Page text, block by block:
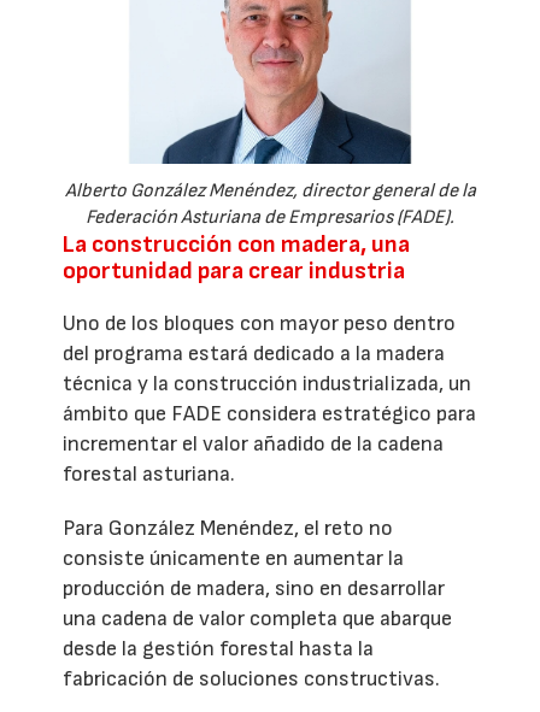
Alberto González Menéndez, director general de la
Federación Asturiana de Empresarios (FADE).
La construcción con madera, una
oportunidad para crear industria
Uno de los bloques con mayor peso dentro
del programa estará dedicado a la madera
técnica y la construcción industrializada, un
ámbito que FADE considera estratégico para
incrementar el valor añadido de la cadena
forestal asturiana.
Para González Menéndez, el reto no
consiste únicamente en aumentar la
producción de madera, sino en desarrollar
una cadena de valor completa que abarque
desde la gestión forestal hasta la
fabricación de soluciones constructivas.